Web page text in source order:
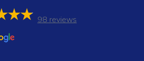
98 reviews